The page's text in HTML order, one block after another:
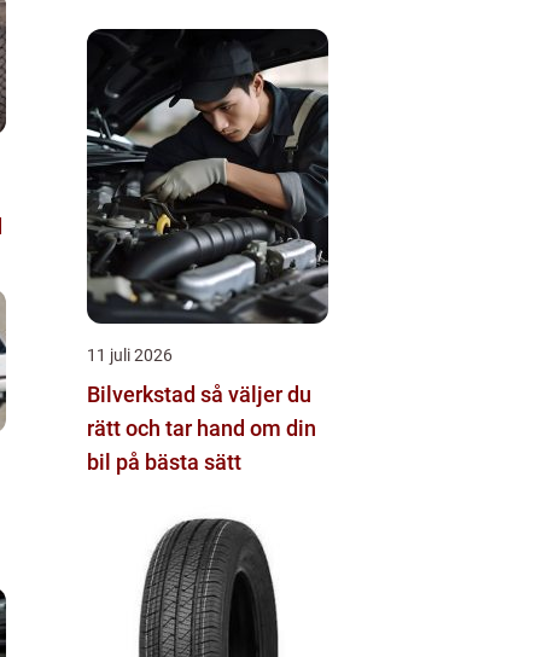
11 juli 2026
Bilverkstad så väljer du
rätt och tar hand om din
bil på bästa sätt